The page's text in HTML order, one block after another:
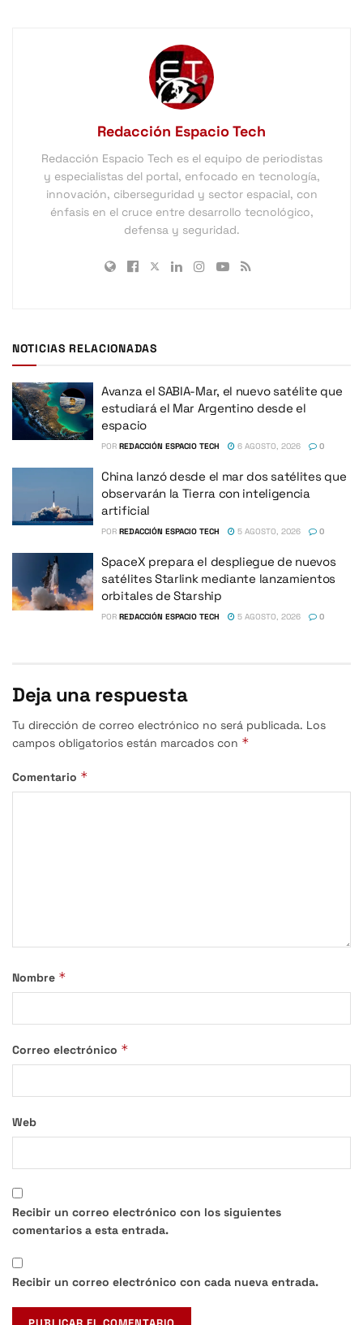
Redacción Espacio Tech
Redacción Espacio Tech es el equipo de periodistas
y especialistas del portal, enfocado en tecnología,
innovación, ciberseguridad y sector espacial, con
énfasis en el cruce entre desarrollo tecnológico,
defensa y seguridad.
NOTICIAS RELACIONADAS
Avanza el SABIA-Mar, el nuevo satélite que
estudiará el Mar Argentino desde el
espacio
POR REDACCIÓN ESPACIO TECH 6 AGOSTO, 2026 0
China lanzó desde el mar dos satélites que
observarán la Tierra con inteligencia
artificial
POR REDACCIÓN ESPACIO TECH 5 AGOSTO, 2026 0
SpaceX prepara el despliegue de nuevos
satélites Starlink mediante lanzamientos
orbitales de Starship
POR REDACCIÓN ESPACIO TECH 5 AGOSTO, 2026 0
Deja una respuesta
Tu dirección de correo electrónico no será publicada. Los
campos obligatorios están marcados con *
Comentario *
Nombre *
Correo electrónico *
Web
Recibir un correo electrónico con los siguientes
comentarios a esta entrada.
Recibir un correo electrónico con cada nueva entrada.